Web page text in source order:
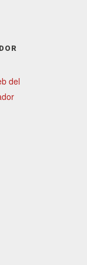
del